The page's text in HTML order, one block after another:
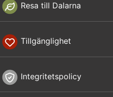
Resa till Dalarna
Tillgänglighet
Integritetspolicy